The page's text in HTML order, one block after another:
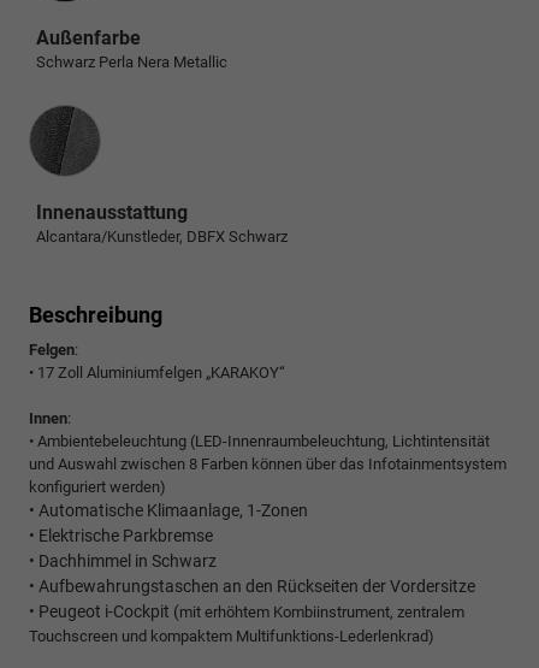
Außenfarbe
Schwarz Perla Nera Metallic
Innenausstattung
Innenausstattung
Alcantara/Kunstleder, DBFX Schwarz
Beschreibung
Felgen:
• 17 Zoll Aluminiumfelgen „KARAKOY“
Innen:
• Ambientebeleuchtung (LED-Innenraumbeleuchtung, Lichtintensität
und Auswahl zwischen 8 Farben können über das Infotainmentsystem
konfiguriert werden)
• Automatische Klimaanlage, 1-Zonen
• Elektrische Parkbremse
• Dachhimmel in Schwarz
• Aufbewahrungstaschen an den Rückseiten der Vordersitze
• Peugeot i-Cockpit (mit erhöhtem Kombiinstrument, zentralem
Touchscreen und kompaktem Multifunktions-Lederlenkrad)